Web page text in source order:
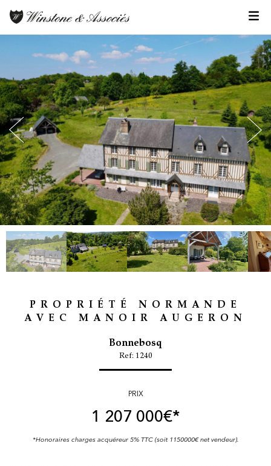
PROPRIÉTÉ NORMANDE
AVEC MANOIR AUGERON
Bonnebosq
Ref: 1240
PRIX
1 207 000€*
*Honoraires charges acquéreur 5% TTC (soit 1150000€ net vendeur).